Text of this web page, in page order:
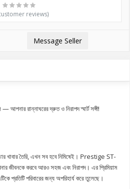
reviews)
Message Seller
রান্নাঘরের দ্রুত ও নিরাপদ স্মার্ট সঙ্গী!
খাবার তৈরি, এখন সব হবে নিমিষেই। Prestige ST-
জীবনকে করবে আরও সহজ এবং নিরাপদ। এর প্রিমিয়াম
প্রতিটি পরিবারের জন্য অপরিহার্য করে তুলেছে।